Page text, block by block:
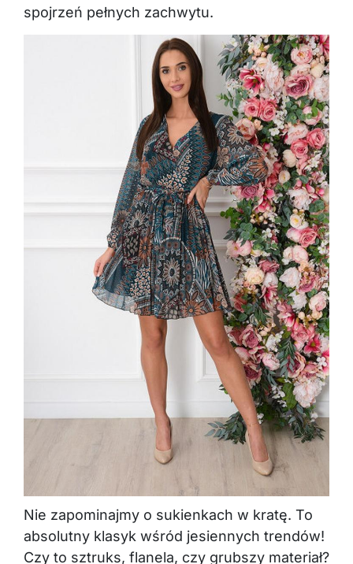
spojrzeń pełnych zachwytu.
Nie zapominajmy o sukienkach w kratę. To
absolutny klasyk wśród jesiennych trendów!
Czy to sztruks, flanela, czy grubszy materiał?